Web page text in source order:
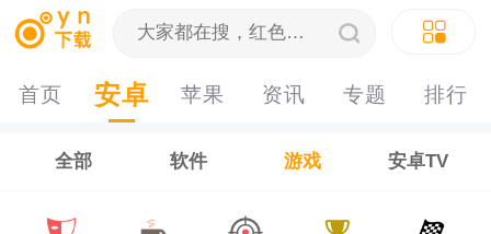
首页 安卓 苹果 资讯 专题 排行
榜
全部 软件 游戏 安卓TV